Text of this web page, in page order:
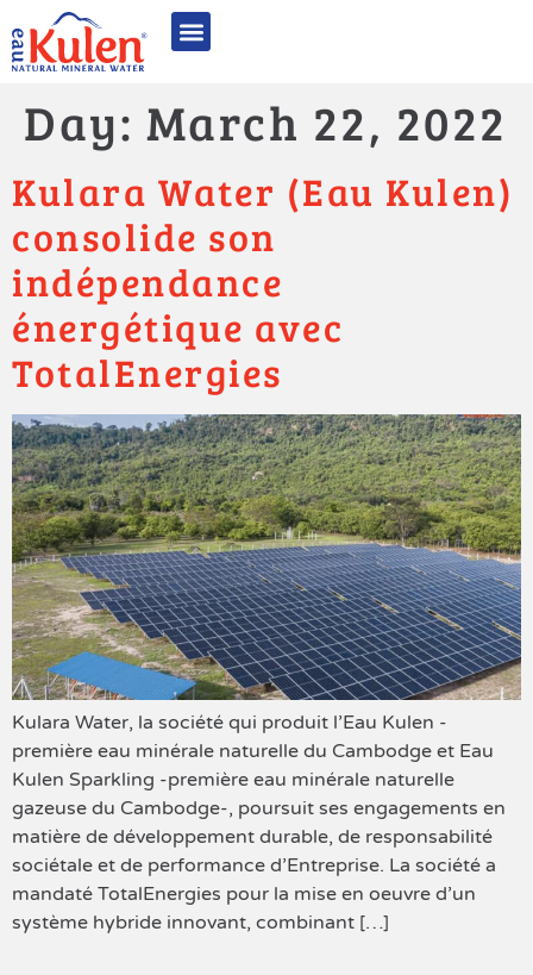
Day: March 22, 2022
Kulara Water (Eau Kulen)
consolide son
indépendance
énergétique avec
TotalEnergies
Kulara Water, la société qui produit l’Eau Kulen -
première eau minérale naturelle du Cambodge et Eau
Kulen Sparkling -première eau minérale naturelle
gazeuse du Cambodge-, poursuit ses engagements en
matière de développement durable, de responsabilité
sociétale et de performance d’Entreprise. La société a
mandaté TotalEnergies pour la mise en oeuvre d’un
système hybride innovant, combinant […]